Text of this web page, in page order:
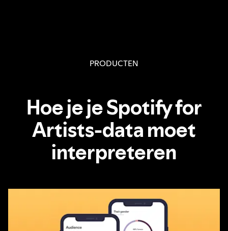
PRODUCTEN
Hoe je je Spotify for
Artists-data moet
interpreteren